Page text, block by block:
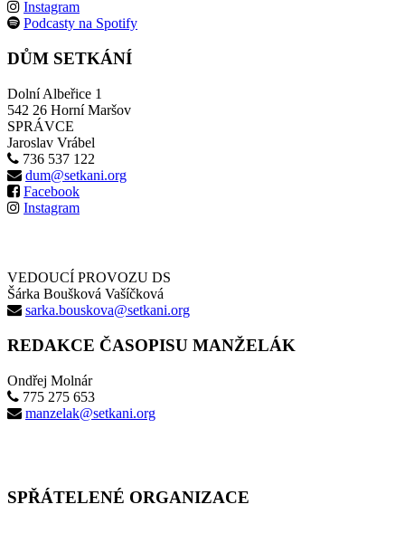
Instagram
Podcasty na Spotify
DŮM SETKÁNÍ
Dolní Albeřice 1
542 26 Horní Maršov
SPRÁVCE
Jaroslav Vrábel
736 537 122
dum@setkani.org
Facebook
Instagram
VEDOUCÍ PROVOZU DS
Šárka Boušková Vašíčková
sarka.bouskova@setkani.org
REDAKCE ČASOPISU MANŽELÁK
Ondřej Molnár
775 275 653
manzelak@setkani.org
SPŘÁTELENÉ ORGANIZACE